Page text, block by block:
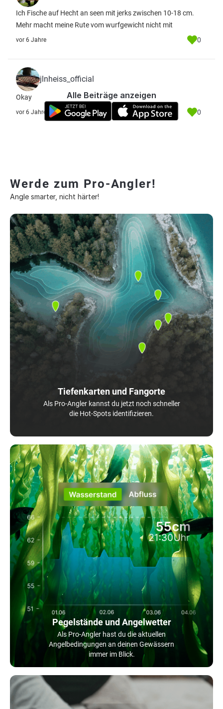
Ich Fische auf Hecht an seen mit jerks zwischen 10-18 cm.
Mehr macht meine Rute vom wurfgewicht nicht mit
vor 6 Jahre 0
jlnheiss_official
Okay
vor 6 Jahre 0
Alle Beiträge anzeigen
Werde zum Pro-Angler!
Angle smarter, nicht härter!
Tiefenkarten und Fangorte
Als Pro-Angler kannst du jetzt noch schneller
die Hot-Spots identifizieren.
Pegelstände und Angelwetter
Als Pro-Angler hast du die aktuellen
Angelbedingungen an deinen Gewässern
immer im Blick.